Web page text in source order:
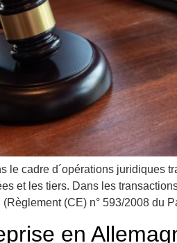
le cadre d´opérations
et les tiers. Dans les
(CE) n° 593/2008 du
en